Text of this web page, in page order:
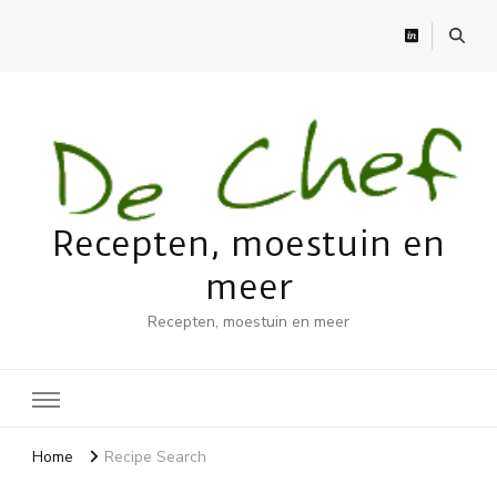
Recepten, moestuin en
meer
Recepten, moestuin en meer
Home Recipe Search